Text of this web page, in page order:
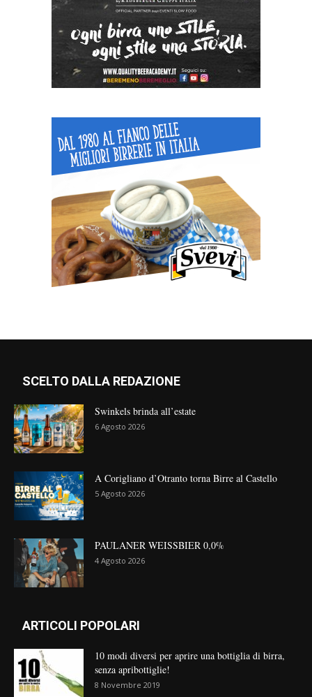
SCELTO DALLA REDAZIONE
Swinkels brinda all’estate
6 Agosto 2026
A Corigliano d’Otranto torna Birre al Castello
5 Agosto 2026
PAULANER WEISSBIER 0,0%
4 Agosto 2026
ARTICOLI POPOLARI
10 modi diversi per aprire una bottiglia di birra,
senza apribottiglie!
8 Novembre 2019